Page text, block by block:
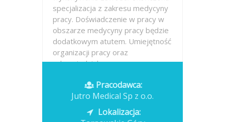
specjalizacja z zakresu medycyny
pracy. Doświadczenie w pracy w
obszarze medycyny pracy będzie
dodatkowym atutem. Umiejętność
organizacji pracy oraz
odpowiedzialne...
Opublikowano: dzisiajPracodawca:
Jutro Medical Sp z o.o.
Lokalizacja: